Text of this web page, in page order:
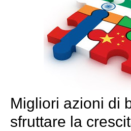
Migliori azioni di
sfruttare la